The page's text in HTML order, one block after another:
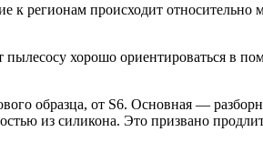
к регионам происходит относительно
хорошо ориентироваться в
образца, от S6. Основная —
из силикона. Это призвано